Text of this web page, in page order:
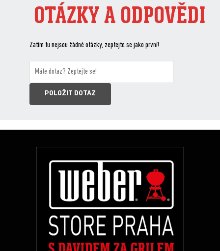
OTÁZKY A ODPOVĚDI
Zatím tu nejsou žádné otázky, zeptejte se jako první!